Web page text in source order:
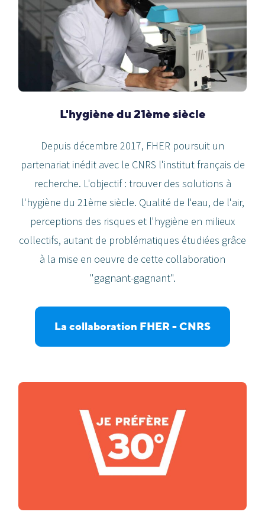
L'hygiène du 21ème siècle
Depuis décembre 2017, FHER poursuit un
partenariat inédit avec le CNRS l'institut français de
recherche. L'objectif : trouver des solutions à
l'hygiène du 21ème siècle. Qualité de l'eau, de l'air,
perceptions des risques et l'hygiène en milieux
collectifs, autant de problématiques étudiées grâce
à la mise en oeuvre de cette collaboration
"gagnant-gagnant".
La collaboration FHER - CNRS